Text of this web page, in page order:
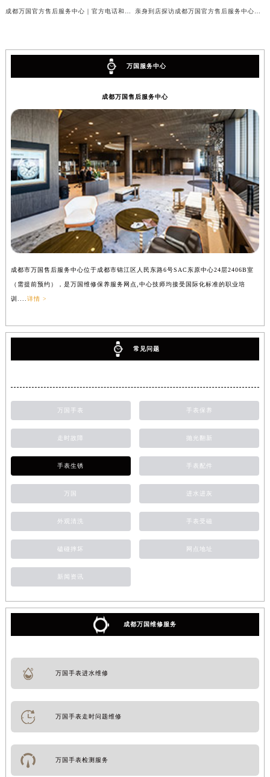
成都万国官方售后服务中心｜官方电话和完整维修地址权威信息公示（2026年7月最新） 亲身到店探访成都万国官方售后服务中心｜维修地址与官方客服热线（2026年7月最新）
万国服务中心
成都万国售后服务中心
成都市万国售后服务中心位于成都市锦江区人民东路6号SAC东原中心24层2406B室
（需提前预约），是万国维修保养服务网点,中心技师均接受国际化标准的职业培
训.... 详情 >
常见问题
万国手表 手表保养
走时故障 抛光翻新
手表生锈 手表配件
万国 进水进灰
外观清洗 手表受磁
磕碰摔坏 网点地址
新闻资讯
成都万国维修服务
万国手表进水维修
万国手表走时问题维修
万国手表检测服务